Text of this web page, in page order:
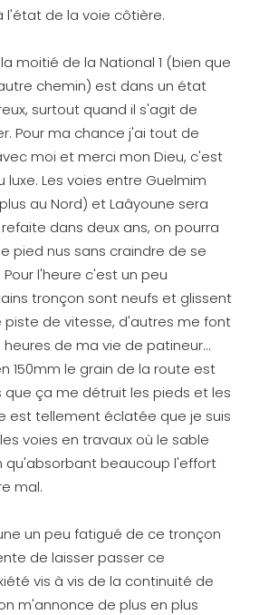
l'état de la voie côtière.
moitié de la National 1 (bien que
chemin) est dans un état
surtout quand il s'agit de
Pour ma chance j'ai tout de
moi et merci mon Dieu, c'est
luxe. Les voies entre Guelmim
au Nord) et Laâyoune sera
dans deux ans, on pourra
pied nus sans craindre de se
l'heure c'est un peu
tronçon sont neufs et glissent
piste de vitesse, d'autres me font
de ma vie de patineur...
150mm le grain de la route est
ça me détruit les pieds et les
est tellement éclatée que je suis
voies en travaux où le sable
qu'absorbant beaucoup l'effort
mal.
un peu fatigué de ce tronçon
de laisser passer ce
vis à vis de la continuité de
m'annonce de plus en plus